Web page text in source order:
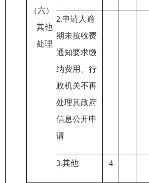
（六）
其他
处理
2.申请人逾
期未按收费
通知要求缴
纳费用 、行
政机关不再
处理其政府
信息公开申
请
3.其他 4